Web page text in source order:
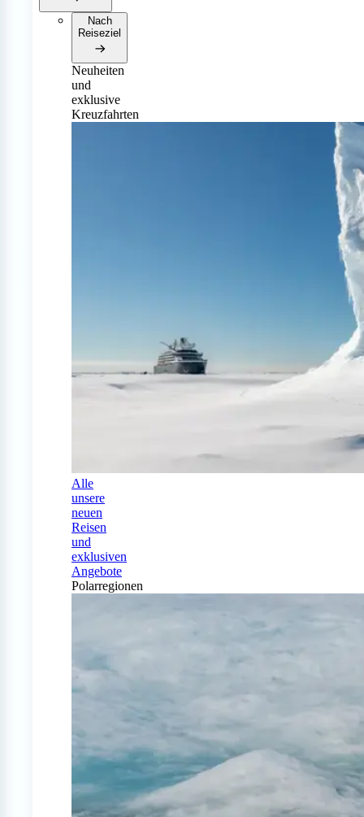
Nach
Reiseziel
Neuheiten
und
exklusive
Kreuzfahrten
Alle
unsere
neuen
Reisen
und
exklusiven
Angebote
Polarregionen